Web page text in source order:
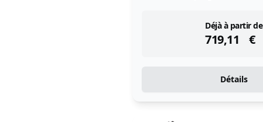
Déjà à partir de
719,11 €
instock
Détails